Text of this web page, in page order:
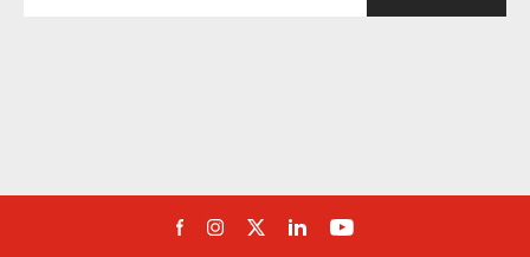
Síguenos en Facebook
Síguenos en Instagram
Síguenos en Twitter
Síguenos en Linkedin
Síguenos en